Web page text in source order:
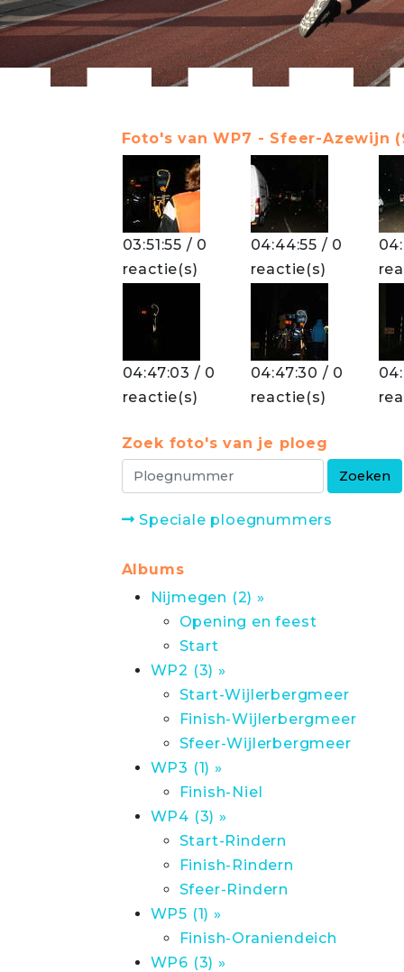
Foto's van WP7 - Sfeer-Azewijn
03:51:55 / 0
reactie(s)
04:44:55 / 0
reactie(s)
04:47:03 / 0
reactie(s)
04:47:30 / 0
reactie(s)
Zoek foto's van je ploeg
Speciale ploegnummers
Albums
Nijmegen (2) »
Opening en feest
Start
WP2 (3) »
Start-Wijlerbergmeer
Finish-Wijlerbergmeer
Sfeer-Wijlerbergmeer
WP3 (1) »
Finish-Niel
WP4 (3) »
Start-Rindern
Finish-Rindern
Sfeer-Rindern
WP5 (1) »
Finish-Oraniendeich
WP6 (3) »